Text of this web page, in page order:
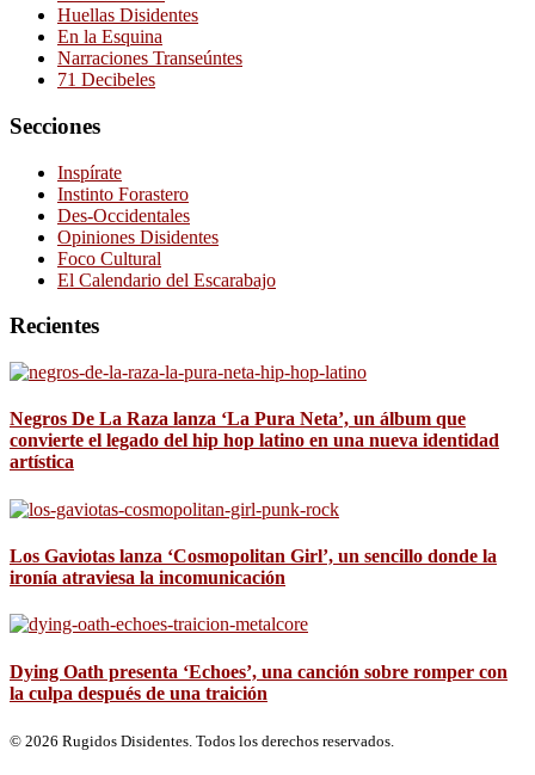
Huellas Disidentes
En la Esquina
Narraciones Transeúntes
71 Decibeles
Secciones
Inspírate
Instinto Forastero
Des-Occidentales
Opiniones Disidentes
Foco Cultural
El Calendario del Escarabajo
Recientes
Negros De La Raza lanza ‘La Pura Neta’, un álbum que
convierte el legado del hip hop latino en una nueva identidad
artística
Los Gaviotas lanza ‘Cosmopolitan Girl’, un sencillo donde la
ironía atraviesa la incomunicación
Dying Oath presenta ‘Echoes’, una canción sobre romper con
la culpa después de una traición
© 2026 Rugidos Disidentes. Todos los derechos reservados.